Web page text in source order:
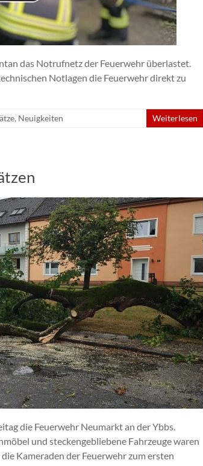
das Notrufnetz der Feuerwehr überlastet.
Notlagen die Feuerwehr direkt zu
, Neuigkeiten Weiterlesen
die Feuerwehr Neumarkt an der Ybbs.
und steckengebliebene Fahrzeuge waren
Kameraden der Feuerwehr zum ersten